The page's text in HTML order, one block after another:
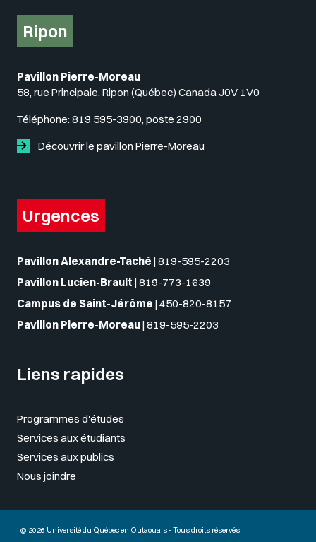
Ripon
Pavillon Pierre-Moreau
58, rue Principale, Ripon (Québec) Canada J0V 1V0
Téléphone: 819 595-3900, poste 2900
Découvrir le pavillon Pierre-Moreau
Urgences
Pavillon Alexandre-Taché | 819-595-2203
Pavillon Lucien-Brault | 819-773-1639
Campus de Saint-Jérôme | 450-820-8157
Pavillon Pierre-Moreau| 819-595-2203
Liens rapides
Programmes d'études
Services aux étudiants
Services aux publics
Nous joindre
© 2026 Université du Québec en Outaouais - Tous droits réservés